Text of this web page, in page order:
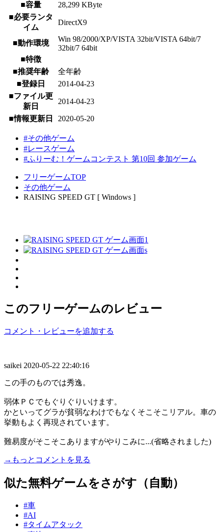
■容量
28,299 KByte
■必要ランタ
イム
DirectX9
■動作環境
Win 98/2000/XP/VISTA 32bit/VISTA 64bit/7
32bit/7 64bit
■特徴
■推奨年齢
全年齢
■登録日
2014-04-23
■ファイル更
新日
2014-04-23
■情報更新日 2020-05-20
#その他ゲーム
#レースゲーム
#ふりーむ！ゲームコンテスト 第10回 参加ゲーム
フリーゲームTOP
その他ゲーム
RAISING SPEED GT [ Windows ]
このフリーゲームのレビュー
コメント・レビューを追加する
saikei 2020-05-22 22:40:16
この手のものでは秀逸。
弱体ＰＣでもぐりぐりいけます。
かといってグラが貧弱なわけでもなくそこそこリアル。車の
挙動もよく再現されています。
難易度がそこそこありますがやりこみに...(省略されました)
→もっとコメントを見る
似た無料ゲームをさがす（自動）
#車
#AI
#タイムアタック